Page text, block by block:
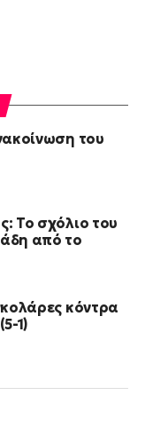
του
Το σχόλιο του
από το
κόντρα
1)